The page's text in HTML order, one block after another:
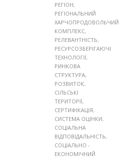
РЕГІОН,
РЕГІОНАЛЬНИЙ
ХАРЧОПРОДОВОЛЬЧИЙ
КОМПЛЕКС,
РЕЛЕВАНТНІСТЬ,
РЕСУРСОЗБЕРІГАЮЧІ
ТЕХНОЛОГІЇ,
РИНКОВА
СТРУКТУРА,
РОЗВИТОК,
СІЛЬСЬКІ
ТЕРИТОРІЇ,
СЕРТИФІКАЦІЯ,
СИСТЕМА ОЦІНКИ,
СОЦІАЛЬНА
ВІДПОВІДАЛЬНІСТЬ,
СОЦІАЛЬНО -
ЕКОНОМІЧНИЙ